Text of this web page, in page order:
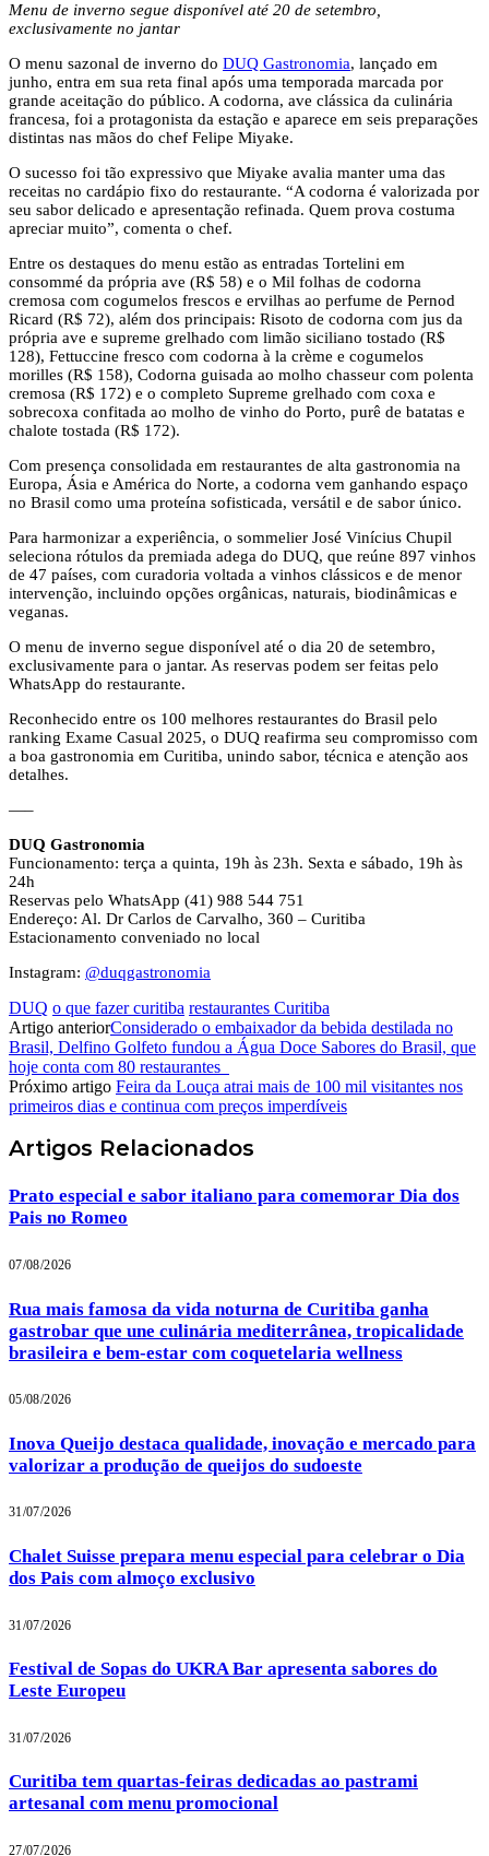
Menu de inverno segue disponível até 20 de setembro,
exclusivamente no jantar
O menu sazonal de inverno do DUQ Gastronomia, lançado em
junho, entra em sua reta final após uma temporada marcada por
grande aceitação do público. A codorna, ave clássica da culinária
francesa, foi a protagonista da estação e aparece em seis preparações
distintas nas mãos do chef Felipe Miyake.
O sucesso foi tão expressivo que Miyake avalia manter uma das
receitas no cardápio fixo do restaurante. “A codorna é valorizada por
seu sabor delicado e apresentação refinada. Quem prova costuma
apreciar muito”, comenta o chef.
Entre os destaques do menu estão as entradas Tortelini em
consommé da própria ave (R$ 58) e o Mil folhas de codorna
cremosa com cogumelos frescos e ervilhas ao perfume de Pernod
Ricard (R$ 72), além dos principais: Risoto de codorna com jus da
própria ave e supreme grelhado com limão siciliano tostado (R$
128), Fettuccine fresco com codorna à la crème e cogumelos
morilles (R$ 158), Codorna guisada ao molho chasseur com polenta
cremosa (R$ 172) e o completo Supreme grelhado com coxa e
sobrecoxa confitada ao molho de vinho do Porto, purê de batatas e
chalote tostada (R$ 172).
Com presença consolidada em restaurantes de alta gastronomia na
Europa, Ásia e América do Norte, a codorna vem ganhando espaço
no Brasil como uma proteína sofisticada, versátil e de sabor único.
Para harmonizar a experiência, o sommelier José Vinícius Chupil
seleciona rótulos da premiada adega do DUQ, que reúne 897 vinhos
de 47 países, com curadoria voltada a vinhos clássicos e de menor
intervenção, incluindo opções orgânicas, naturais, biodinâmicas e
veganas.
O menu de inverno segue disponível até o dia 20 de setembro,
exclusivamente para o jantar. As reservas podem ser feitas pelo
WhatsApp do restaurante.
Reconhecido entre os 100 melhores restaurantes do Brasil pelo
ranking Exame Casual 2025, o DUQ reafirma seu compromisso com
a boa gastronomia em Curitiba, unindo sabor, técnica e atenção aos
detalhes.
—–
DUQ Gastronomia
Funcionamento: terça a quinta, 19h às 23h. Sexta e sábado, 19h às
24h
Reservas pelo WhatsApp (41) 988 544 751
Endereço: Al. Dr Carlos de Carvalho, 360 – Curitiba
Estacionamento conveniado no local
Instagram: @duqgastronomia
DUQ o que fazer curitiba restaurantes Curitiba
Artigo anteriorConsiderado o embaixador da bebida destilada no
Brasil, Delfino Golfeto fundou a Água Doce Sabores do Brasil, que
hoje conta com 80 restaurantes
Próximo artigo Feira da Louça atrai mais de 100 mil visitantes nos
primeiros dias e continua com preços imperdíveis
Artigos Relacionados
Prato especial e sabor italiano para comemorar Dia dos
Pais no Romeo
07/08/2026
Rua mais famosa da vida noturna de Curitiba ganha
gastrobar que une culinária mediterrânea, tropicalidade
brasileira e bem-estar com coquetelaria wellness
05/08/2026
Inova Queijo destaca qualidade, inovação e mercado para
valorizar a produção de queijos do sudoeste
31/07/2026
Chalet Suisse prepara menu especial para celebrar o Dia
dos Pais com almoço exclusivo
31/07/2026
Festival de Sopas do UKRA Bar apresenta sabores do
Leste Europeu
31/07/2026
Curitiba tem quartas-feiras dedicadas ao pastrami
artesanal com menu promocional
27/07/2026